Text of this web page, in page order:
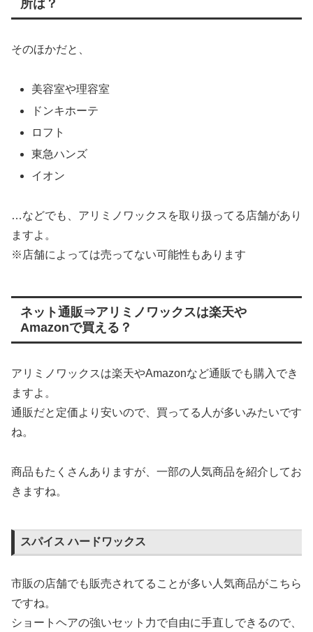
所は？
そのほかだと、
美容室や理容室
ドンキホーテ
ロフト
東急ハンズ
イオン
…などでも、アリミノワックスを取り扱ってる店舗があり
ますよ。
※店舗によっては売ってない可能性もあります
ネット通販⇒アリミノワックスは楽天や
Amazonで買える？
アリミノワックスは楽天やAmazonなど通販でも購入でき
ますよ。
通販だと定価より安いので、買ってる人が多いみたいです
ね。
商品もたくさんありますが、一部の人気商品を紹介してお
きますね。
スパイス ハードワックス
市販の店舗でも販売されてることが多い人気商品がこちら
ですね。
ショートヘアの強いセット力で自由に手直しできるので、